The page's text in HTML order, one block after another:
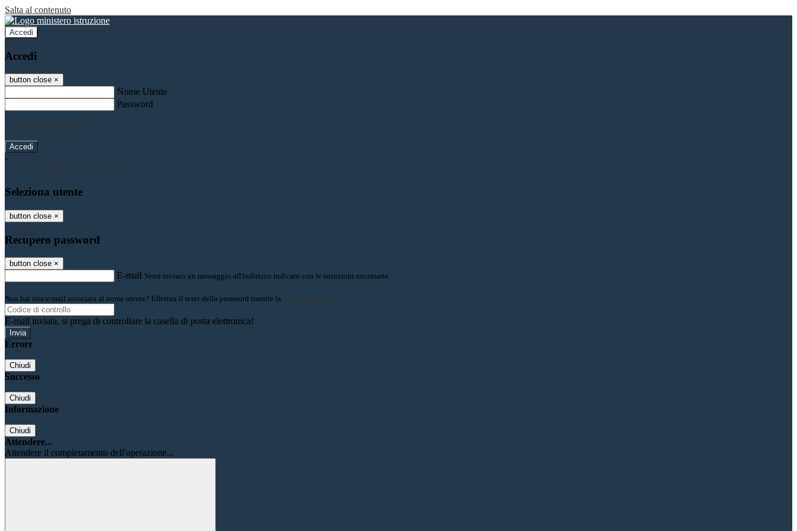
Salta al contenuto
Accedi
Accedi
button close ×
Nome Utente
Password
Password dimenticata?
-
Entra con SPID
Entra con CIE
Seleziona utente
button close ×
Recupero password
button close ×
E-mail Verrà inviato un messaggio all'indirizzo indicato con le istruzioni necessarie.
Non hai una e-mail associata al nome utente? Effettua il reset della password tramite la Login Spaggiari
E-mail inviata, si prega di controllare la casella di posta elettronica!
Errore
Chiudi
Successo
Chiudi
Informazione
Chiudi
Attendere...
Attendere il completamento dell'operazione...